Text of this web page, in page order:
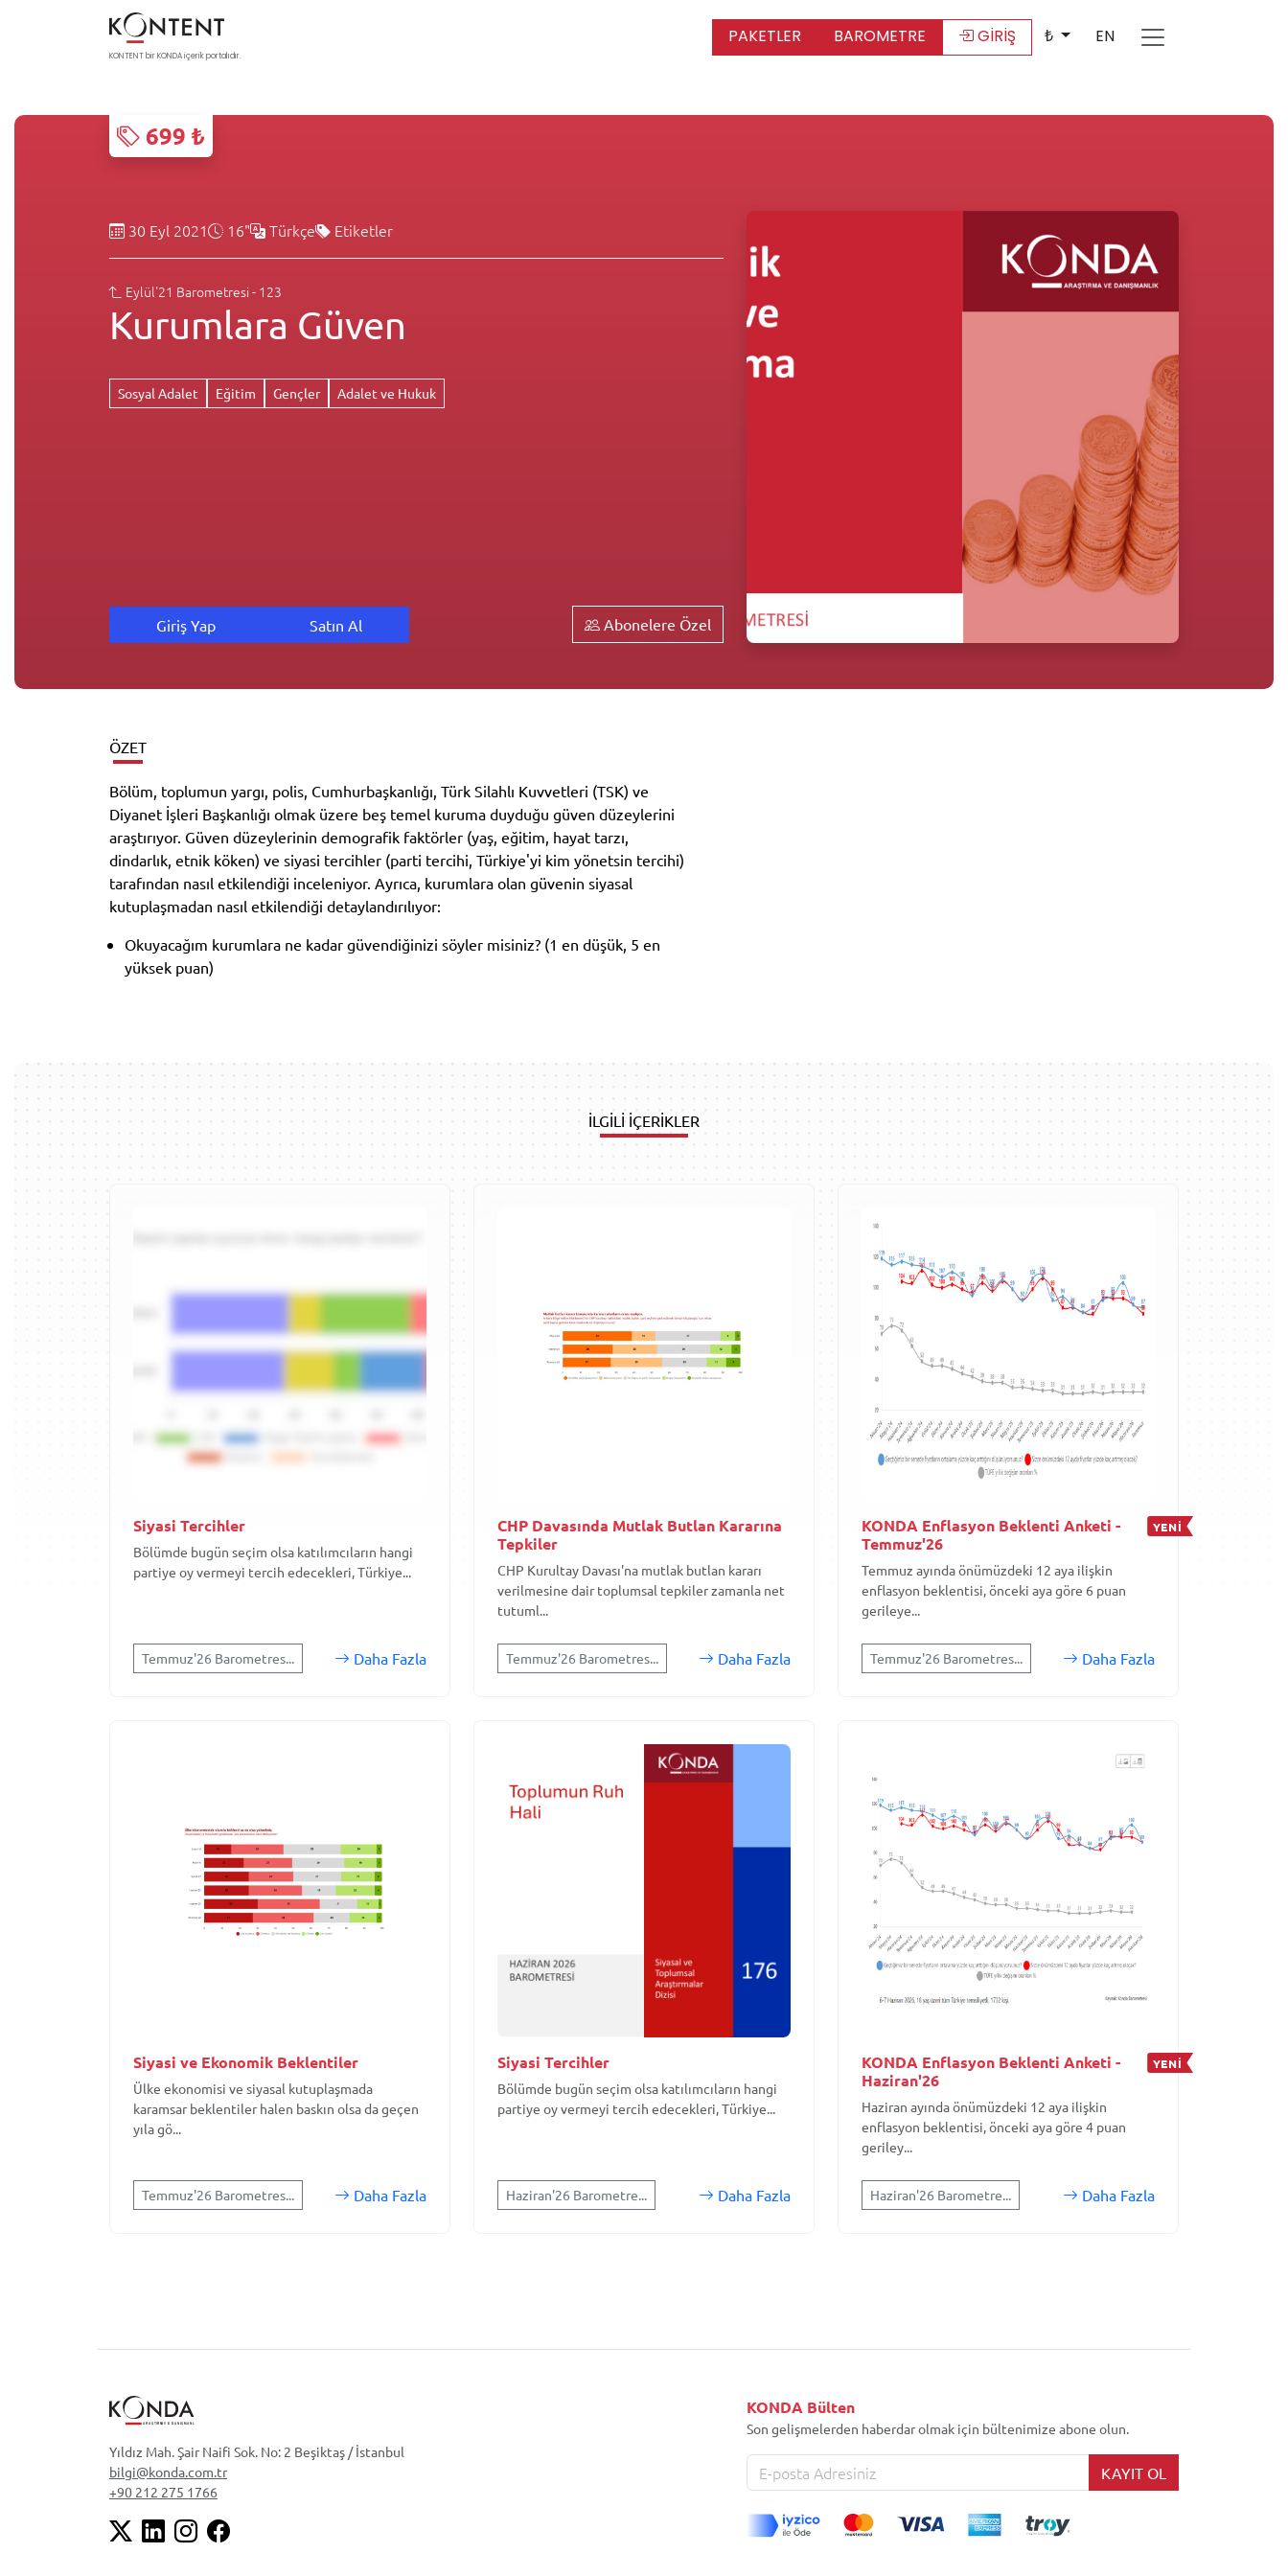
KONTENT bir KONDA içerik portalıdır.
PAKETLER BAROMETRE GİRİŞ ₺ EN
699 ₺
30 Eyl 2021 16" Türkçe Etiketler
Eylül'21 Barometresi - 123
Kurumlara Güven
Sosyal Adalet Eğitim Gençler Adalet ve Hukuk
Giriş Yap Satın Al Abonelere Özel
ÖZET
Bölüm, toplumun yargı, polis, Cumhurbaşkanlığı, Türk Silahlı Kuvvetleri (TSK) ve
Diyanet İşleri Başkanlığı olmak üzere beş temel kuruma duyduğu güven düzeylerini
araştırıyor. Güven düzeylerinin demografik faktörler (yaş, eğitim, hayat tarzı,
dindarlık, etnik köken) ve siyasi tercihler (parti tercihi, Türkiye'yi kim yönetsin tercihi)
tarafından nasıl etkilendiği inceleniyor. Ayrıca, kurumlara olan güvenin siyasal
kutuplaşmadan nasıl etkilendiği detaylandırılıyor:
Okuyacağım kurumlara ne kadar güvendiğinizi söyler misiniz? (1 en düşük, 5 en
yüksek puan)
İLGİLİ İÇERİKLER
Siyasi Tercihler
Bölümde bugün seçim olsa katılımcıların hangi
partiye oy vermeyi tercih edecekleri, Türkiye...
Temmuz'26 Barometres... Daha Fazla
CHP Davasında Mutlak Butlan Kararına
Tepkiler
CHP Kurultay Davası'na mutlak butlan kararı
verilmesine dair toplumsal tepkiler zamanla net
tutuml...
Temmuz'26 Barometres... Daha Fazla
KONDA Enflasyon Beklenti Anketi -
Temmuz'26
YENİ
Temmuz ayında önümüzdeki 12 aya ilişkin
enflasyon beklentisi, önceki aya göre 6 puan
gerileye...
Temmuz'26 Barometres... Daha Fazla
Siyasi ve Ekonomik Beklentiler
Ülke ekonomisi ve siyasal kutuplaşmada
karamsar beklentiler halen baskın olsa da geçen
yıla gö...
Temmuz'26 Barometres... Daha Fazla
Siyasi Tercihler
Bölümde bugün seçim olsa katılımcıların hangi
partiye oy vermeyi tercih edecekleri, Türkiye...
Haziran'26 Barometre... Daha Fazla
KONDA Enflasyon Beklenti Anketi -
Haziran'26
YENİ
Haziran ayında önümüzdeki 12 aya ilişkin
enflasyon beklentisi, önceki aya göre 4 puan
geriley...
Haziran'26 Barometre... Daha Fazla
Yıldız Mah. Şair Naifi Sok. No: 2 Beşiktaş / İstanbul
bilgi@konda.com.tr
+90 212 275 1766
KONDA Bülten
Son gelişmelerden haberdar olmak için bültenimize abone olun.
KAYIT OL